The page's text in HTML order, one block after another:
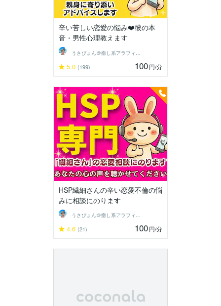
辛い苦しい恋愛の悩み❤️彼の本
音・男性心理教えます
5.0 (199) 100円/分
HSP繊細さんの辛い恋愛不倫の悩
みに相談にのります
うさぴょん＠癒し系アラフィフ心寄り添い人
4.6 (21) 100円/分